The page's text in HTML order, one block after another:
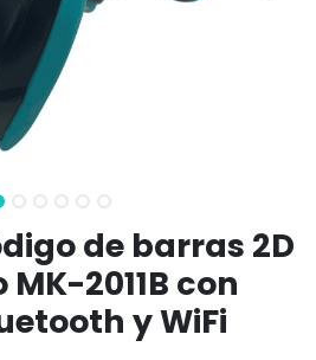
de barras 2D
2011B con
y WiFi